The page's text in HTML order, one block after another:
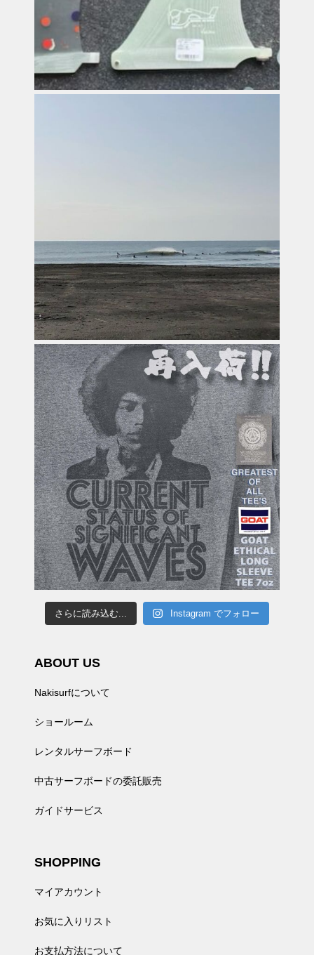
さらに読み込む... Instagram でフォロー
ABOUT US
Nakisurfについて
ショールーム
レンタルサーフボード
中古サーフボードの委託販売
ガイドサービス
SHOPPING
マイアカウント
お気に入りリスト
お支払方法について